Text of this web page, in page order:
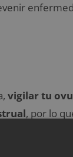
vigilar tu
, por lo
ovulación